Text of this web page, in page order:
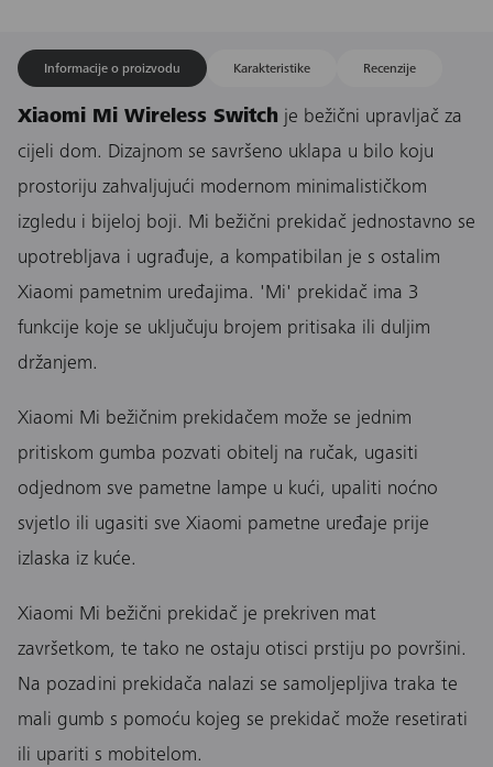
Informacije o proizvodu Karakteristike Recenzije
Xiaomi Mi Wireless Switch je bežični upravljač za
cijeli dom. Dizajnom se savršeno uklapa u bilo koju
prostoriju zahvaljujući modernom minimalističkom
izgledu i bijeloj boji. Mi bežični prekidač jednostavno se
upotrebljava i ugrađuje, a kompatibilan je s ostalim
Xiaomi pametnim uređajima. 'Mi' prekidač ima 3
funkcije koje se uključuju brojem pritisaka ili duljim
držanjem.
Xiaomi Mi bežičnim prekidačem može se jednim
pritiskom gumba pozvati obitelj na ručak, ugasiti
odjednom sve pametne lampe u kući, upaliti noćno
svjetlo ili ugasiti sve Xiaomi pametne uređaje prije
izlaska iz kuće.
Xiaomi Mi bežični prekidač je prekriven mat
završetkom, te tako ne ostaju otisci prstiju po površini.
Na pozadini prekidača nalazi se samoljepljiva traka te
mali gumb s pomoću kojeg se prekidač može resetirati
ili upariti s mobitelom.